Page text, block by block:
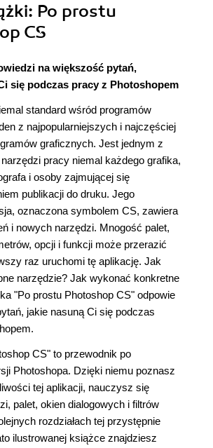
: Po prostu
CS
na większość pytań,
się podczas pracy z Photoshopem
standard wśród programów
z najpopularniejszych i najczęściej
graficznych. Jest jednym z
pracy niemal każdego grafika,
i osoby zajmującej się
publikacji do druku. Jego
oznaczona symbolem CS, zawiera
i nowych narzędzi. Mnogość palet,
opcji i funkcji może przerazić
raz uruchomi tę aplikację. Jak
narzędzie? Jak wykonać konkretne
"Po prostu Photoshop CS" odpowie
jakie nasuną Ci się podczas
CS" to przewodnik po
Photoshopa. Dzięki niemu poznasz
tej aplikacji, nauczysz się
palet, okien dialogowych i filtrów
rozdziałach tej przystępnie
ilustrowanej książce znajdziesz